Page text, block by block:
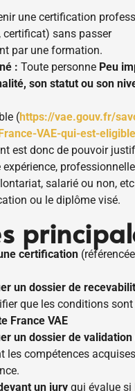
une certification
certificat) sans passer
par une formation.
: Toute personne Peu
son statut ou son
(https://vae.gouv.fr/
VAE-qui-est-
est donc de pouvoir
salarié ou non,
ou le diplôme visé.
certification
un dossier de
que les conditions
France VAE
un dossier de validation
les compétences
un jury qui évalue si